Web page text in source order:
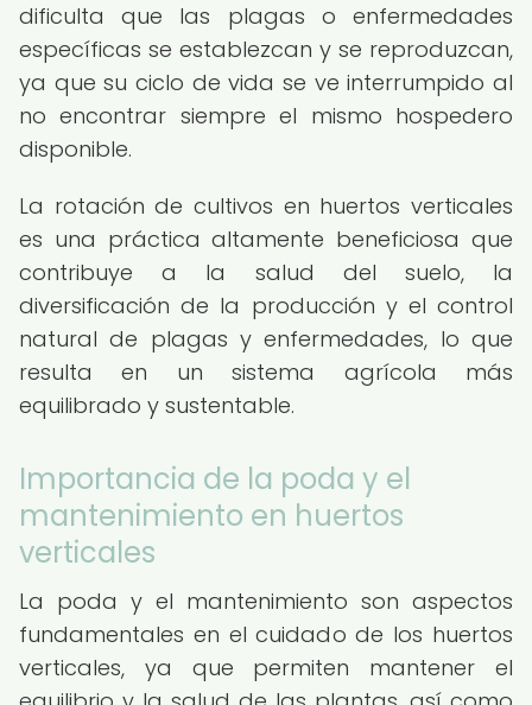
dificulta que las plagas o enfermedades
específicas se establezcan y se reproduzcan,
ya que su ciclo de vida se ve interrumpido al
no encontrar siempre el mismo hospedero
disponible.
La rotación de cultivos en huertos verticales
es una práctica altamente beneficiosa que
contribuye a la salud del suelo, la
diversificación de la producción y el control
natural de plagas y enfermedades, lo que
resulta en un sistema agrícola más
equilibrado y sustentable.
Importancia de la poda y el
mantenimiento en huertos
verticales
La poda y el mantenimiento son aspectos
fundamentales en el cuidado de los huertos
verticales, ya que permiten mantener el